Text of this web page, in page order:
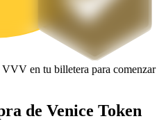
titulares de BTR
en tu billetera para comenzar
de Venice Token